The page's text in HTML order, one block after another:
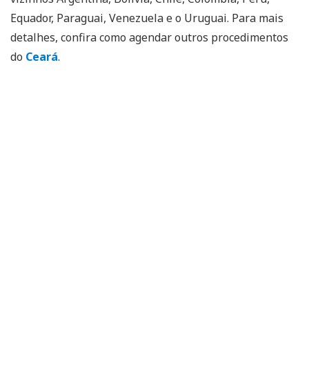
Equador, Paraguai, Venezuela e o Uruguai. Para mais
detalhes, confira como agendar outros procedimentos
do Ceará.